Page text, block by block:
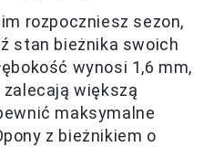
rozpoczniesz sezon,
stan bieżnika swoich
wynosi 1,6 mm,
większą
maksymalne
z bieżnikiem o